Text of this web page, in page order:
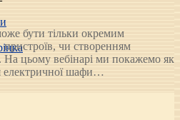
бути тільки окремим
чи створенням
цьому вебінарі ми покажемо як
електричної шафи…